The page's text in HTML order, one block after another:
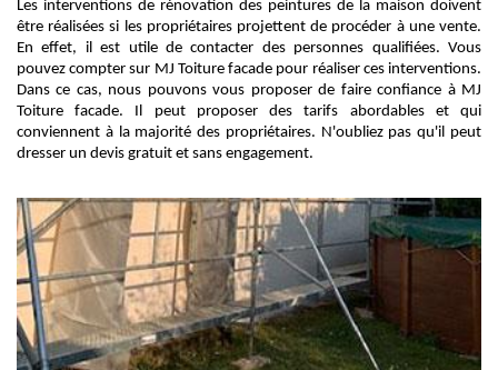
Les interventions de rénovation des peintures de la maison doivent
être réalisées si les propriétaires projettent de procéder à une vente.
En effet, il est utile de contacter des personnes qualifiées. Vous
pouvez compter sur MJ Toiture facade pour réaliser ces interventions.
Dans ce cas, nous pouvons vous proposer de faire confiance à MJ
Toiture facade. Il peut proposer des tarifs abordables et qui
conviennent à la majorité des propriétaires. N'oubliez pas qu'il peut
dresser un devis gratuit et sans engagement.